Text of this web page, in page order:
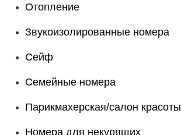
Отопление
Звукоизолированные номера
Сейф
Семейные номера
Парикмахерская/салон красоты
Номера для некурящих